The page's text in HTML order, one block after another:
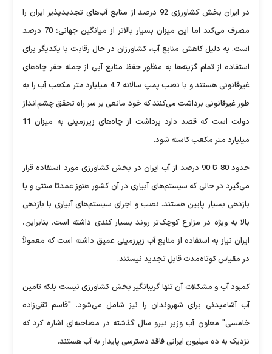
در ایران بخش کشاورزی 92 درصد از منابع آب‌های تجدیدپذیر ایران را
مصرف می‌کند اما این میزان بسیار بالاتر از میانگین جهانی؛ 70 درصد
است. به دلیل کاهش منابع آب، کشاورزان در حال رقابت با یکدیگر برای
استفاده از تمام گزینه‌ها به منظور حفظ منابع آبی از جمله حفر چاه‌های
غیرقانونی هستند و با نصب پمپ سالانه 4.7 میلیارد متر مکعب آب را به
طور غیرقانونی برداشت می‌کنند که خود مانعی بر سر راه تحقق چشم‌انداز
دولت است که قصد دارد برداشت از چاه‌های زیرزمینی به میزان 11
میلیارد متر مکعب کاسته شود.
حدود 80 تا 90 درصد از آب ایران در بخش کشاورزی مورد استفاده قرار
می‌گیرد در حالی که سیستم‌های آبیاری در آن کشور هنوز عمدتا سنتی و با
بازدهی بسیار پایین هستند. نصب و اجرای سیستم‌های آبیاری با بازدهی
بالا به ویژه در مزارع کوچک‌تر روند بسیار کندی داشته است. بنابراین،
ایران نیاز به استفاده از منابع آب زیرزمینی عمیق داشته است که معمولاً
در مقیاس کوتاه‌مدت قابل تجدید نیستند.
کمبود آب و مشکلات آن تنها گریبانگیر بخش کشاورزی نیست بلکه تامین
آب آشامیدنی برای شهروندان را نیز شامل می‌شود. "قاسم تقی‌زاده
خامسی" معاون آب وزیر نیرو سال گذشته در مصاحبه‌ای اشاره کرد که
نزدیک به ده میلیون ایرانی فاقد دسترسی پایدار به آب هستند.